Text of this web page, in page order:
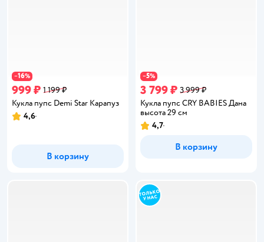
−16%
999 ₽ 1 199 ₽
Кукла пупс Demi Star Карапуз
Рейтинг:
4,6
В корзину
−5%
3 799 ₽ 3 999 ₽
Кукла пупс CRY BABIES Дана
высота 29 см
Рейтинг:
4,7
В корзину